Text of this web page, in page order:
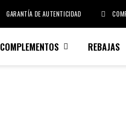
GARANTÍA DE AUTENTICIDAD
COMPLEMENTOS REBAJAS